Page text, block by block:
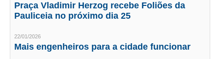
HISTÓRICO E ATUAÇÃO
CONSELHOS ASSESSORES
Praça Vladimir Herzog recebe Foliões da
Pauliceia no próximo dia 25
22/01/2026
Mais engenheiros para a cidade funcionar